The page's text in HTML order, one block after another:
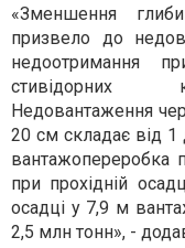
«Зменшення
призвело до
недоотримання
стивідорних
Недовантаження
20 см складає від 1
вантажопереробка
при прохідній
осадці у 7,9 м
2,5 млн тонн», -